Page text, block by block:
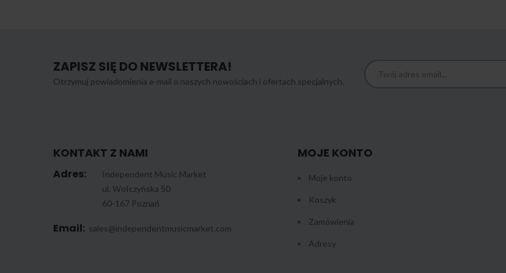
ZAPISZ SIĘ DO NEWSLETTERA!
Otrzymuj powiadomienia e-mail o naszych nowościach i ofertach specjalnych.
KONTAKT Z NAMI
Adres:
Independent Music Market
ul. Wołczyńska 50
60-167 Poznań
Email: sales@independentmusicmarket.com
MOJE KONTO
Moje konto
Koszyk
Zamówienia
Adresy